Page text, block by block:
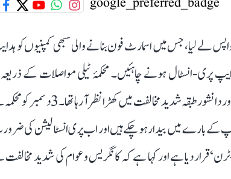
کے اس حکم نامہ کو واپس لے لیا، جس میں اسمارٹ فون بنانے والی سبھی کمپنیوں کو
پری-انسٹال ہونے چاہئیں۔ محکمۂ ٹیلی مواصلات کے
گائیڈلائن جاری کیے جانے کے بعد سے ہی اپوزیشن پارٹیاں اور دانشور طبقہ شدید مخالفت میں کھڑا نظر آ
بارے میں بیدار ہو چکے ہیں اور اب پری انسٹالیشن کی
قرار دیا ہے اور کہا ہے کہ کانگریس و عوام کی شدید